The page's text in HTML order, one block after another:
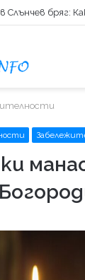
Слънчев бряг: